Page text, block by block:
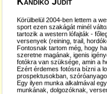
Körülbelül 2004-ben lettem a
sport ezen szakágát minél
tartozik a western lófajták -
versenyek (reining, trail,
Fontosnak tartom még, hogy
szeretne magának, igenis
fotókra van szüksége, amin a
Ezért érdemes fotósra bízni a
prospektusokban,
Egy ilyen munka alkalmával
munkának, dolgozóknak,